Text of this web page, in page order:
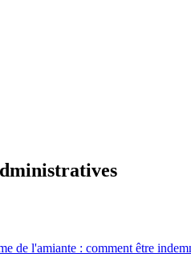
de l'amiante : comment être